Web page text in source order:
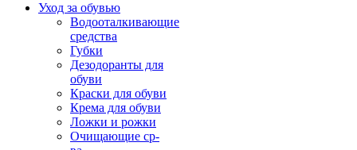
Уход за обувью
Водооталкивающие
средства
Губки
Дезодоранты для
обуви
Краски для обуви
Крема для обуви
Ложки и рожки
Очищающие ср-